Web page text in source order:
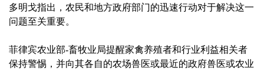
多明戈指出，农民和地方政府部门的迅速行动对于解决这一
问题至关重要。
菲律宾农业部-畜牧业局提醒家禽养殖者和行业利益相关者
保持警惕，并向其各自的农场兽医或最近的政府兽医或农业